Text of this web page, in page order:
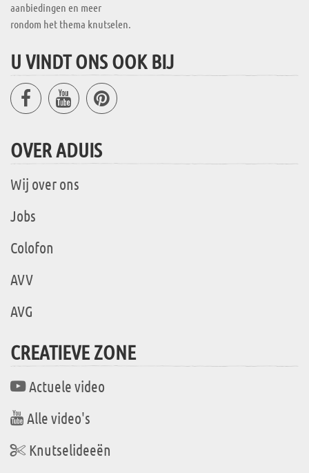
aanbiedingen en meer
rondom het thema knutselen.
U VINDT ONS OOK BIJ
OVER ADUIS
Wij over ons
Jobs
Colofon
AVV
AVG
CREATIEVE ZONE
Actuele video
Alle video's
Knutselideeën